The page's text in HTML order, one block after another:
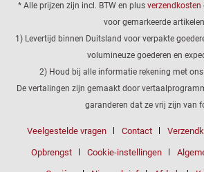
* Alle prijzen zijn incl. BTW en plus verzendkosten
voor gemarkeerde
1) Levertijd binnen Duitsland voor verpakte
volumineuze goederen en
2) Houd bij alle informatie rekening met
De vertalingen zijn gemaakt door
garanderen dat ze vrij zijn van
Veelgestelde vragen Contact
Opbrengst Cookie-instellingen